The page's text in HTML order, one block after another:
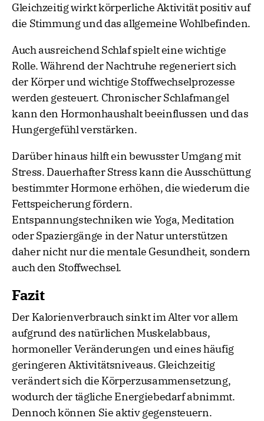
Gleichzeitig wirkt körperliche Aktivität positiv auf
die Stimmung und das allgemeine Wohlbefinden.
Auch ausreichend Schlaf spielt eine wichtige
Rolle. Während der Nachtruhe regeneriert sich
der Körper und wichtige Stoffwechselprozesse
werden gesteuert. Chronischer Schlafmangel
kann den Hormonhaushalt beeinflussen und das
Hungergefühl verstärken.
Darüber hinaus hilft ein bewusster Umgang mit
Stress. Dauerhafter Stress kann die Ausschüttung
bestimmter Hormone erhöhen, die wiederum die
Fettspeicherung fördern.
Entspannungstechniken wie Yoga, Meditation
oder Spaziergänge in der Natur unterstützen
daher nicht nur die mentale Gesundheit, sondern
auch den Stoffwechsel.
Fazit
Der Kalorienverbrauch sinkt im Alter vor allem
aufgrund des natürlichen Muskelabbaus,
hormoneller Veränderungen und eines häufig
geringeren Aktivitätsniveaus. Gleichzeitig
verändert sich die Körperzusammensetzung,
wodurch der tägliche Energiebedarf abnimmt.
Dennoch können Sie aktiv gegensteuern.